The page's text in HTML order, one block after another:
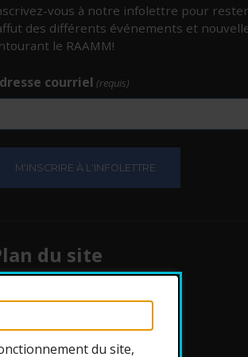
du site,
vous à notre infolettre pour
des différents événements et
le RAAMM!
courriel (requis)
du site
des